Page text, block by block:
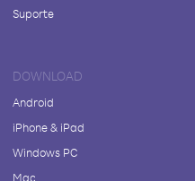
Suporte
DOWNLOAD
Android
iPhone & iPad
Windows PC
Mac